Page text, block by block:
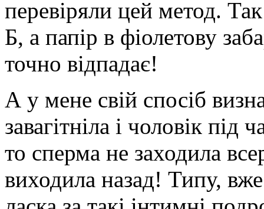
перевіряли цей метод.
Б, а папір в фіолетову
точно відпадає!
А у мене свій спосіб
завагітніла і чоловік під
то сперма не заходила
виходила назад! Типу,